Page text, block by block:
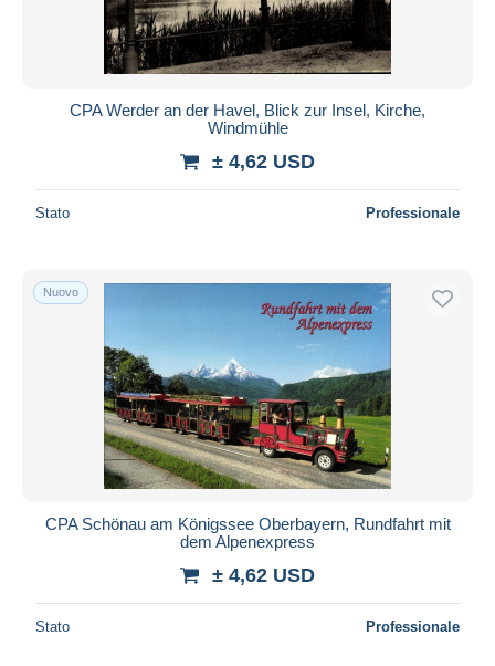
CPA Werder an der Havel, Blick zur Insel, Kirche,
Windmühle
± 4,62 USD
Stato Professionale
Nuovo
CPA Schönau am Königssee Oberbayern, Rundfahrt mit
dem Alpenexpress
± 4,62 USD
Stato Professionale